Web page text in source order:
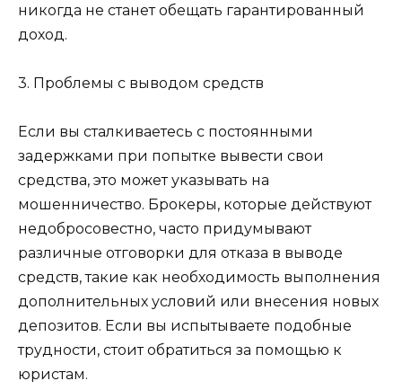
никогда не станет обещать гарантированный
доход.
3. Проблемы с выводом средств
Если вы сталкиваетесь с постоянными
задержками при попытке вывести свои
средства, это может указывать на
мошенничество. Брокеры, которые действуют
недобросовестно, часто придумывают
различные отговорки для отказа в выводе
средств, такие как необходимость выполнения
дополнительных условий или внесения новых
депозитов. Если вы испытываете подобные
трудности, стоит обратиться за помощью к
юристам.